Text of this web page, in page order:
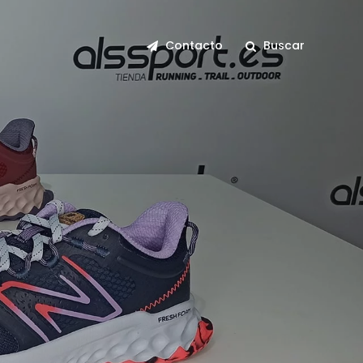
Contacto Buscar